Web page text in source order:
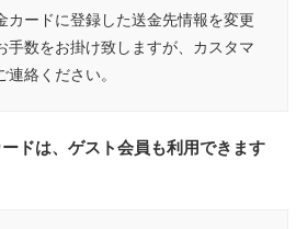
カードに登録した送金先情報を変更
手数をお掛け致しますが、カスタマ
絡ください。
ドは、ゲスト会員も利用できます